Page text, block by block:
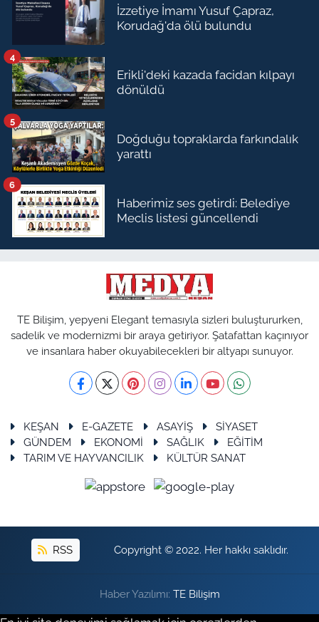
İzzetiye İmamı Yusuf Çapraz,
Korudağ'da ölü bulundu
Erikli'deki kazada facidan kılpayı
dönüldü
4
Doğduğu topraklarda farkındalık
yarattı
5
Haberimiz ses getirdi: Belediye
Meclis listesi güncellendi
6
TE Bilişim, yepyeni Elegant temasıyla sizleri buluştururken,
sadelik ve modernizmi bir araya getiriyor. Şatafattan kaçınıyor
ve insanlara haber okuyabilecekleri bir altyapı sunuyor.
KEŞAN E-GAZETE ASAYİŞ
SİYASET
GÜNDEM
EKONOMİ SAĞLIK
EĞİTİM
TARIM VE HAYVANCILIK
KÜLTÜR SANAT
RSS Copyright © 2022. Her hakkı saklıdır.
Haber Yazılımı: TE Bilişim